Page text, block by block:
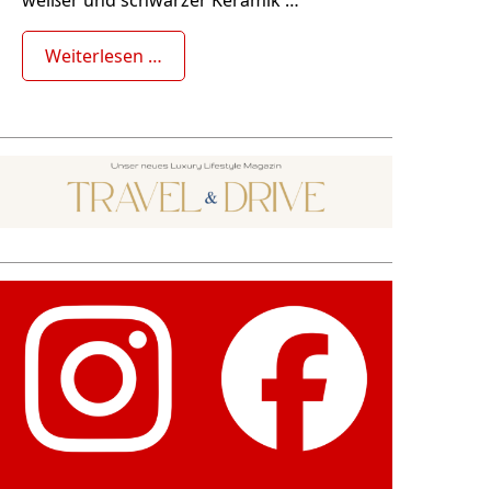
Weiterlesen …